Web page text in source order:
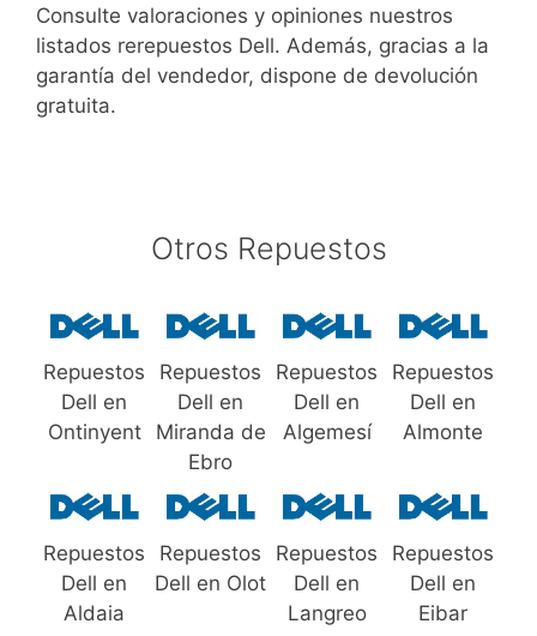
Consulte valoraciones y opiniones nuestros
listados rerepuestos Dell. Además, gracias a la
garantía del vendedor, dispone de devolución
gratuita.
Otros Repuestos
Repuestos
Dell en
Ontinyent
Repuestos
Dell en
Miranda de
Ebro
Repuestos
Dell en
Algemesí
Repuestos
Dell en
Almonte
Repuestos
Dell en
Aldaia
Repuestos
Dell en Olot
Repuestos
Dell en
Langreo
Repuestos
Dell en
Eibar